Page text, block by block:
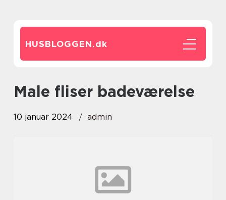
HUSBLOGGEN.dk
male fliser badeværelse
10 januar 2024 admin